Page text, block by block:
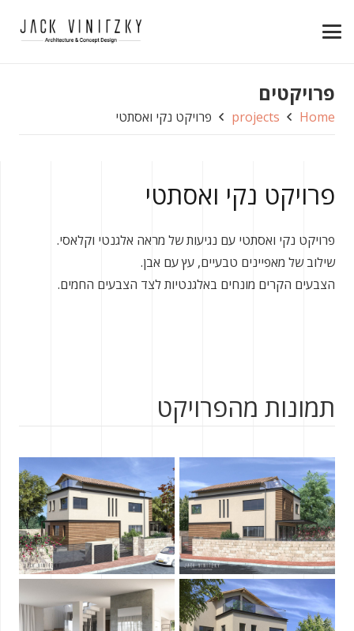
פרויקטים
Home
projects פרויקט נקי ואסתטי
פרויקט נקי ואסתטי
פרויקט נקי ואסתטי עם נגיעות של מראה אלגנטי וקלאסי.
שילוב של מאפיינים טבעיים, עץ עם אבן.
הצבעים הקרים מונחים באלגנטיות לצד הצבעים החמים.
תמונות מהפרויקט